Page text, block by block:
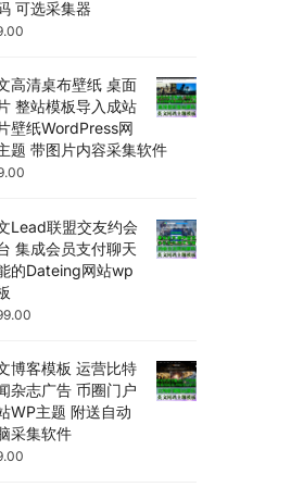
可选采集器
高清桌布壁纸 桌面
整站模板导入成站
壁纸WordPress网
题 带图片内容采集软件
Lead联盟交友约会
集成会员支付聊天
的Dateing网站wp
博客模板 运营比特
杂志广告 币圈门户
WP主题 附送自动
采集软件